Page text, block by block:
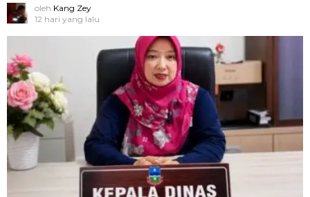
oleh Kang Zey
12 hari yang lalu